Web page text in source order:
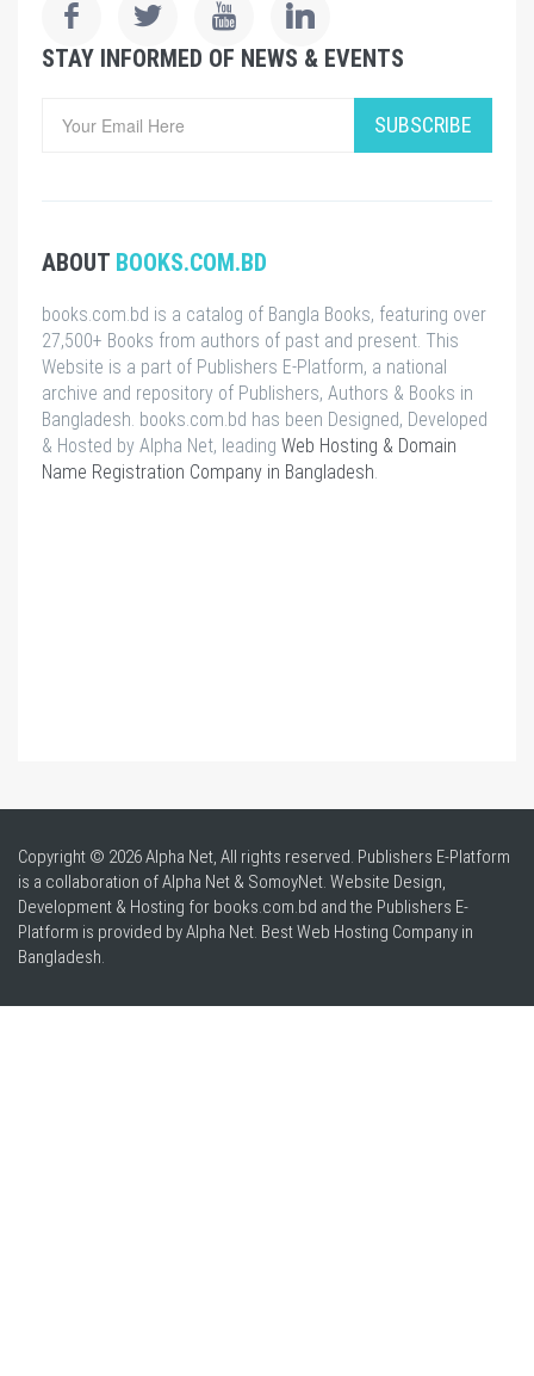
STAY INFORMED OF NEWS & EVENTS
SUBSCRIBE
ABOUT BOOKS.COM.BD
books.com.bd is a catalog of Bangla Books, featuring over
27,500+ Books from authors of past and present. This
Website is a part of Publishers E-Platform, a national
archive and repository of Publishers, Authors & Books in
Bangladesh. books.com.bd has been Designed, Developed
& Hosted by Alpha Net, leading Web Hosting & Domain
Name Registration Company in Bangladesh
Copyright © 2026 Alpha Net, All rights reserved. Publishers E-Platform
is a collaboration of Alpha Net & SomoyNet. Website Design,
Development & Hosting for books.com.bd and the Publishers E-
Platform is provided by Alpha Net. BestWeb Hosting Company in
Bangladesh.